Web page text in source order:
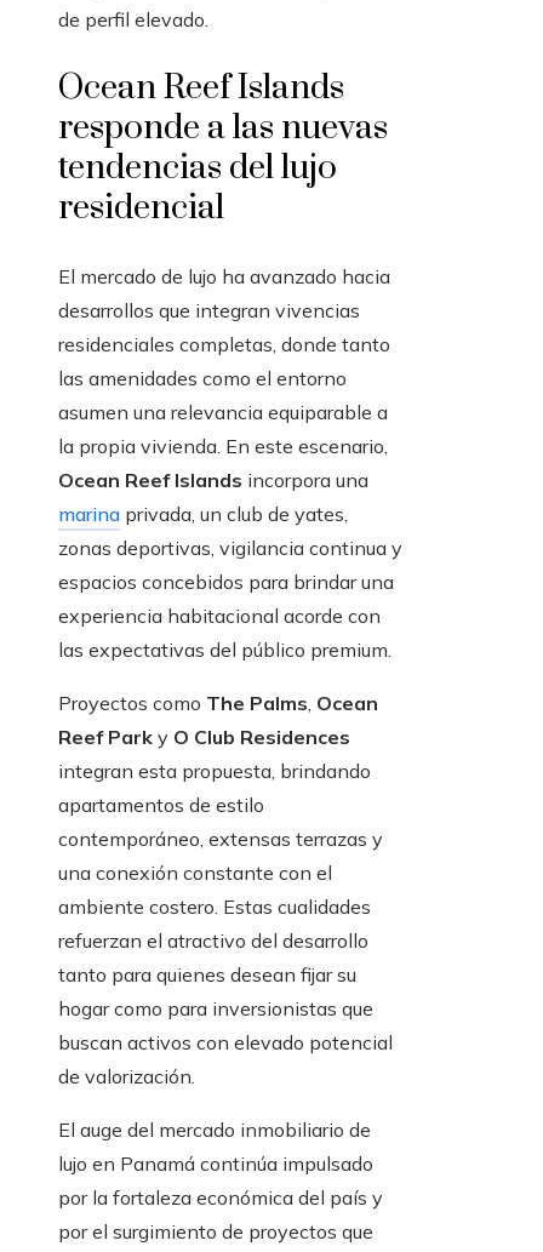
de perfil elevado.
Ocean Reef Islands
responde a las nuevas
tendencias del lujo
residencial
El mercado de lujo ha avanzado hacia
desarrollos que integran vivencias
residenciales completas, donde tanto
las amenidades como el entorno
asumen una relevancia equiparable a
la propia vivienda. En este escenario,
Ocean Reef Islands incorpora una
marina privada, un club de yates,
zonas deportivas, vigilancia continua y
espacios concebidos para brindar una
experiencia habitacional acorde con
las expectativas del público premium.
Proyectos como The Palms, Ocean
Reef Park y O Club Residences
integran esta propuesta, brindando
apartamentos de estilo
contemporáneo, extensas terrazas y
una conexión constante con el
ambiente costero. Estas cualidades
refuerzan el atractivo del desarrollo
tanto para quienes desean fijar su
hogar como para inversionistas que
buscan activos con elevado potencial
de valorización.
El auge del mercado inmobiliario de
lujo en Panamá continúa impulsado
por la fortaleza económica del país y
por el surgimiento de proyectos que